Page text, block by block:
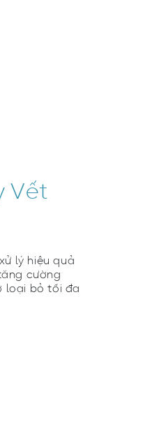
Vết
lý hiệu quả
cường
loại bỏ tối đa